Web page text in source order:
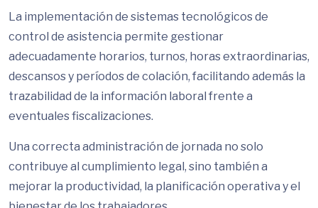
La implementación de sistemas tecnológicos de
control de asistencia permite gestionar
adecuadamente horarios, turnos, horas extraordinarias,
descansos y períodos de colación, facilitando además la
trazabilidad de la información laboral frente a
eventuales fiscalizaciones.
Una correcta administración de jornada no solo
contribuye al cumplimiento legal, sino también a
mejorar la productividad, la planificación operativa y el